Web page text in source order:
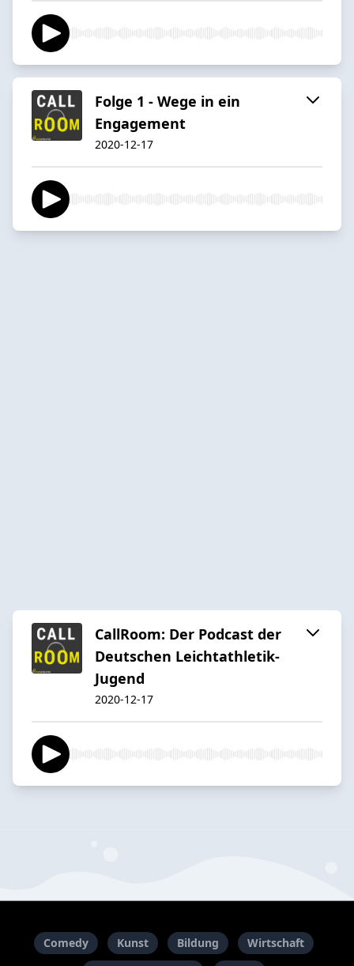
Folge 1 - Wege in ein
Engagement
2020-12-17
CallRoom: Der Podcast der
Deutschen Leichtathletik-
Jugend
2020-12-17
Comedy Kunst Bildung
Wirtschaft